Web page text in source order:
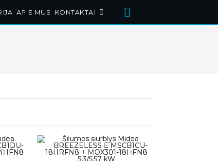
APIE MUS KONTAKTAI